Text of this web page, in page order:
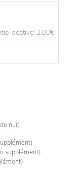
locative: 2,00€
nuit
supplément)